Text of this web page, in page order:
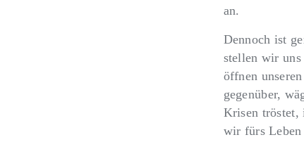
an.
Dennoch ist
stellen wir uns
öffnen
gegenüber,
Krisen tröstet,
wir fürs Leben